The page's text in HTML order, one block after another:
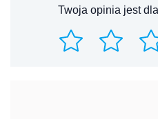
Twoja opinia jest